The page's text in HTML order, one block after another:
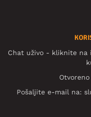
Chat uživo - kliknite na
Pošaljite e-mail na: